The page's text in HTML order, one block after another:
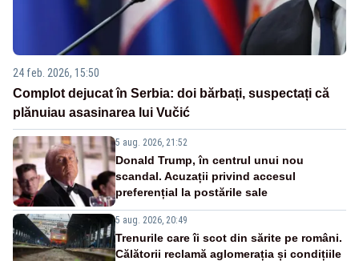
24 feb. 2026, 15:50
Complot dejucat în Serbia: doi bărbați, suspectați că
plănuiau asasinarea lui Vučić
5 aug. 2026, 21:52
Donald Trump, în centrul unui nou
scandal. Acuzații privind accesul
preferențial la postările sale
5 aug. 2026, 20:49
Trenurile care îi scot din sărite pe români.
Călătorii reclamă aglomerația și condițiile